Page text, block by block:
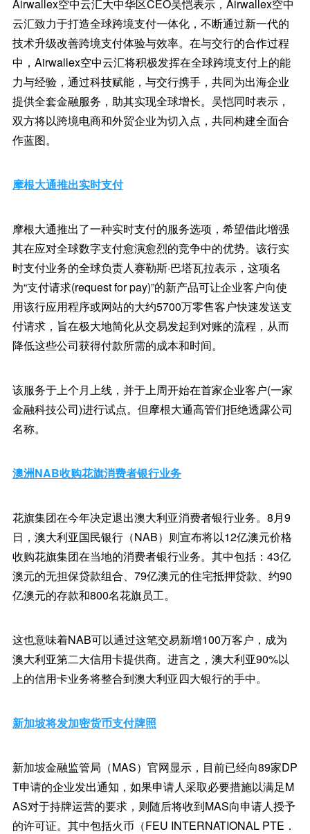
Airwallex空中云汇大中华区CEO吴恺表示，Airwallex空中
云汇致力于打造全球跨境支付一体化，不断通过新一代的
技术升级改善跨境支付体验与效率。在与交行的合作过程
中，Airwallex空中云汇将积极发挥在全球跨境支付上的能
力与经验，通过科技赋能，与交行携手，共同为出海企业
提供全套金融服务，助其实现全球增长。吴恺同时表示，
双方将以跨境电商和外贸企业为切入点，共同构建全面合
作蓝图。
摩根大通推出实时支付
摩根大通推出了一种实时支付的服务选项，希望借此增强
其在应对全球数字支付愈演愈烈的竞争中的优势。该行实
时支付业务的全球负责人赛勒斯·巴塔瓦拉表示，这项名
为“支付请求(request for pay)”的新产品可让企业客户向使
用该行应用程序或网站的大约5700万零售客户快速发送支
付请求，旨在极大地简化从交易发起到对账的流程，从而
降低这些公司获得付款所需的成本和时间。
该服务于上个月上线，并于上周开始在首家企业客户(一家
金融科技公司)进行试点。但摩根大通高管们拒绝透露公司
名称。
澳洲NAB收购花旗消费者银行业务
花旗集团在今年决定退出澳大利亚消费者银行业务。8月9
日，澳大利亚国民银行（NAB）则宣布将以12亿澳元价格
收购花旗集团在当地的消费者银行业务。其中包括：43亿
澳元的无担保贷款组合、79亿澳元的住宅抵押贷款、约90
亿澳元的存款和800名花旗员工。
这也意味着NAB可以通过这笔交易新增100万客户，成为
澳大利亚第二大信用卡提供商。进言之，澳大利亚90%以
上的信用卡业务将整合到澳大利亚四大银行的手中。
新加坡将发加密货币支付牌照
新加坡金融监管局（MAS）官网显示，目前已经向89家DP
T申请的企业发出通知，如果申请人采取必要措施以满足M
AS对于持牌运营的要求，则随后将收到MAS向申请人授予
的许可证。其中包括火币（FEU INTERNATIONAL PTE．